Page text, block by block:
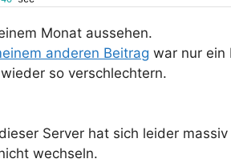
Monat aussehen.
anderen Beitrag war nur ein
so verschlechtern.
Server hat sich leider
wechseln.